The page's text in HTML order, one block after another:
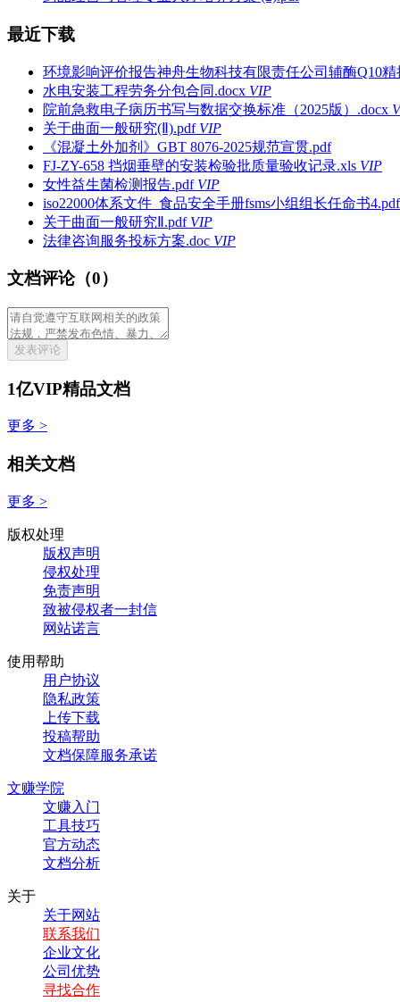
最近下载
环境影响评价报告神舟生物科技有限责任公司辅酶Q10
水电安装工程劳务分包合同.docx VIP
院前急救电子病历书写与数据交换标准（2025版）.docx
关于曲面一般研究(Ⅱ).pdf VIP
《混凝土外加剂》GBT 8076-2025规范宣贯.pdf
FJ-ZY-658 挡烟垂壁的安装检验批质量验收记录.xls VIP
女性益生菌检测报告.pdf VIP
iso22000体系文件_食品安全手册fsms小组组长任命书4.pdf
关于曲面一般研究Ⅱ.pdf VIP
法律咨询服务投标方案.doc VIP
文档评论（0）
发表评论
1亿VIP精品文档
更多 >
相关文档
更多 >
版权处理
版权声明
侵权处理
免责声明
致被侵权者一封信
网站诺言
使用帮助
用户协议
隐私政策
上传下载
投稿帮助
文档保障服务承诺
文赚学院
文赚入门
工具技巧
官方动态
文档分析
关于
关于网站
联系我们
企业文化
公司优势
寻找合作